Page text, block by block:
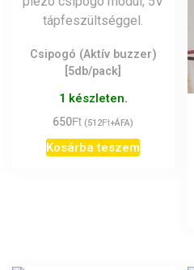
Csipogó (Aktív buzzer)
[5db/pack]
1 készleten.
650Ft (512Ft+ÁFA)
Kosárba teszem